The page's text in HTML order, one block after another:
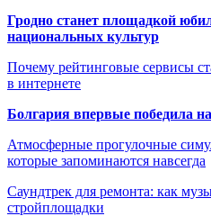
Гродно станет площадкой
национальных культур
Почему рейтинговые сервисы
в интернете
Болгария впервые победила
Атмосферные прогулочные
которые запоминаются навсегда
Саундтрек для ремонта: как
стройплощадки